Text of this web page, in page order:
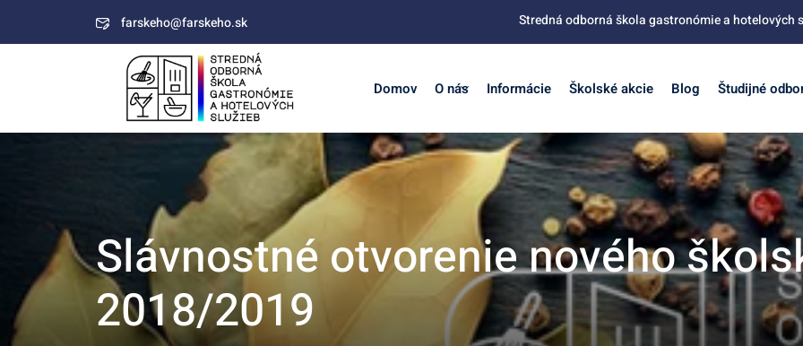
farskeho@farskeho.sk Stredná odborná škola gastronómie a hotelových
Domov O nás Informácie Školské akcie Blog Študijné
Slávnostné otvorenie nového
2018/2019